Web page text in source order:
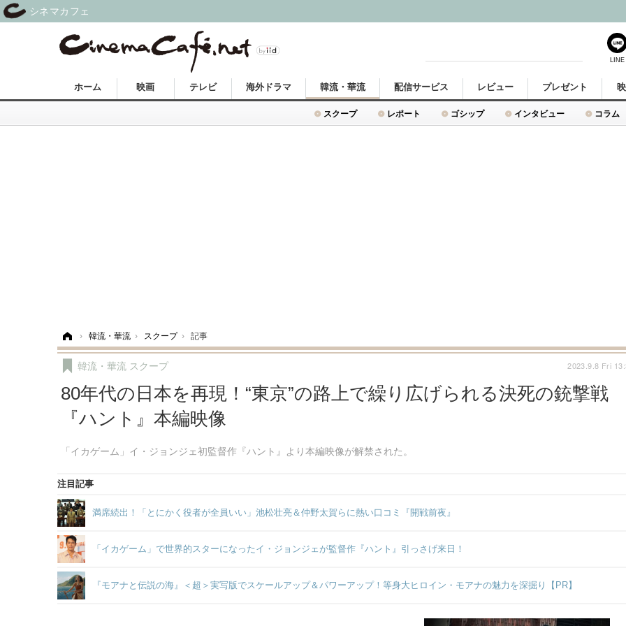
ホーム 映画 テレビ 海外ドラマ 韓流・華流
スクープ レポート ゴシップ インタビュー コラム
配信サービス レビュー プレゼント
› 韓流・華流 › スクープ › 記事
80年代の日本を再現！“東京”の路上で繰り広げられる決死の銃撃戦
『ハント』本編映像
「イカゲーム」イ・ジョンジェ初監督作『ハント』より本編映像が解禁された。
韓流・華流 スクープ 2023.9.8 Fri
注目記事
満席続出！「とにかく役者が全員いい」池松壮亮＆仲野太賀らに熱い口コミ『開戦前夜』
「イカゲーム」で世界的スターになったイ・ジョンジェが監督作『ハント』引っさげ来日！
『モアナと伝説の海』＜超＞実写版でスケールアップ＆パワーアップ！等身大ヒロイン・モアナの魅力を深掘り【PR】
LINE
シネマカフェ